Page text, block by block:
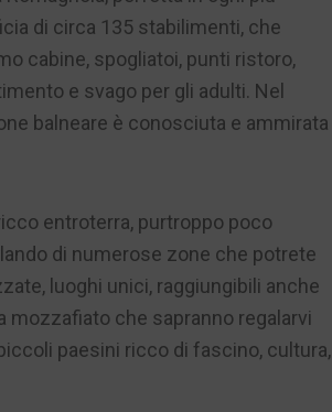
di circa 135 stabilimenti, che
cabine, spogliatoi, punti ristoro,
e svago per gli adulti. Nel
balneare è conosciuta e ammirata
entroterra, purtroppo poco
di numerose zone che potrete
luoghi unici, raggiungibili anche
mozzafiato che sapranno regalarvi
paesini ricco di fascino, cultura,